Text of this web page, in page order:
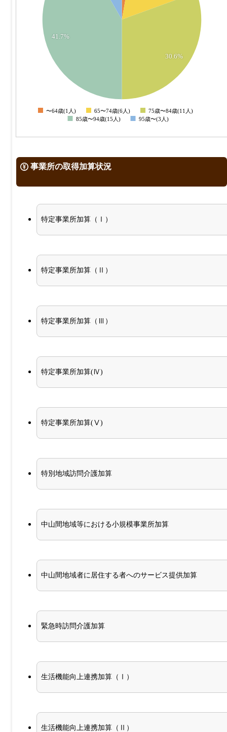
30.6%
41.7%
0
〜64歳(1人) 65〜74歳(6人)
75歳〜84歳(11人)
85歳〜94歳(15人)
95歳〜(3人)
事業所の取得加算状況
特定事業所加算（Ⅰ）
特定事業所加算（Ⅱ）
特定事業所加算（Ⅲ）
特定事業所加算(Ⅳ)
特定事業所加算(Ⅴ)
特別地域訪問介護加算
中山間地域等における小規模事業所加算
中山間地域者に居住する者へのサービス提供加算
緊急時訪問介護加算
生活機能向上連携加算（Ⅰ）
生活機能向上連携加算（Ⅱ）